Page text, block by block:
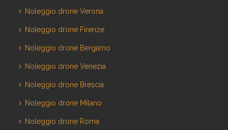
Noleggio drone Verona
Noleggio drone Firenze
Noleggio drone Bergamo
Noleggio drone Venezia
Noleggio drone Brescia
Noleggio drone Milano
Noleggio drone Roma